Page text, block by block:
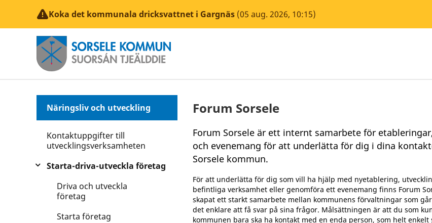
Koka det kommunala dricksvattnet i Gargnäs (05 aug. 2026, 10:15)
Näringsliv och utveckling
Kontaktuppgifter till
utvecklingsverksamheten
Starta-driva-utveckla företag
Driva och utveckla
företag
Starta företag
Forum Sorsele
Forum Sorsele är ett internt samarbete för
och evenemang för att underlätta för dig i dina
Sorsele kommun.
För att underlätta för dig som vill ha hjälp med nyetablering,
befintliga verksamhet eller genomföra ett evenemang finns Forum
skapat ett starkt samarbete mellan kommunens förvaltningar som
det enklare att få svar på sina frågor. Målsättningen är att du som
kommunen bara ska ha kontakt med en enda person, som helt enkelt